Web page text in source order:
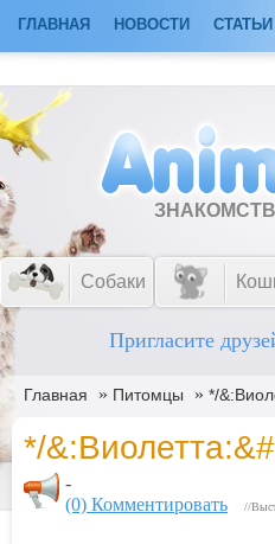
ГЛАВНАЯ НОВОСТИ СТАТЬИ
Собаки
Пригласите
Главная » Питомцы » */
*/
-
(0) Комментировать
//